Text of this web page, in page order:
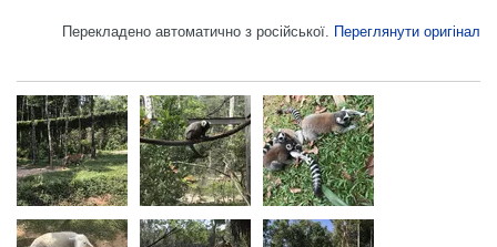
Перекладено автоматично з російської. Переглянути оригінал